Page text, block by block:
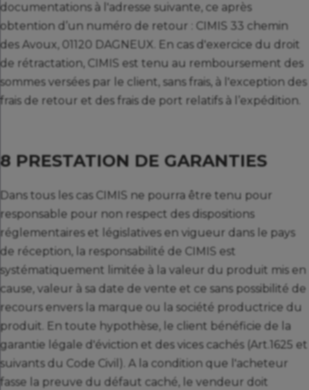
documentations à l'adresse suivante, ce après
obtention d’un numéro de retour : CIMIS 33 chemin
des Avoux, 01120 DAGNEUX. En cas d'exercice du droit
de rétractation, CIMIS est tenu au remboursement des
sommes versées par le client, sans frais, à l'exception des
frais de retour et des frais de port relatifs à l’expédition.
8 PRESTATION DE GARANTIES
Dans tous les cas CIMIS ne pourra être tenu pour
responsable pour non respect des dispositions
réglementaires et législatives en vigueur dans le pays
de réception, la responsabilité de CIMIS est
systématiquement limitée à la valeur du produit mis en
cause, valeur à sa date de vente et ce sans possibilité de
recours envers la marque ou la société productrice du
produit. En toute hypothèse, le client bénéficie de la
garantie légale d'éviction et des vices cachés (Art.1625 et
suivants du Code Civil). A la condition que l'acheteur
fasse la preuve du défaut caché, le vendeur doit